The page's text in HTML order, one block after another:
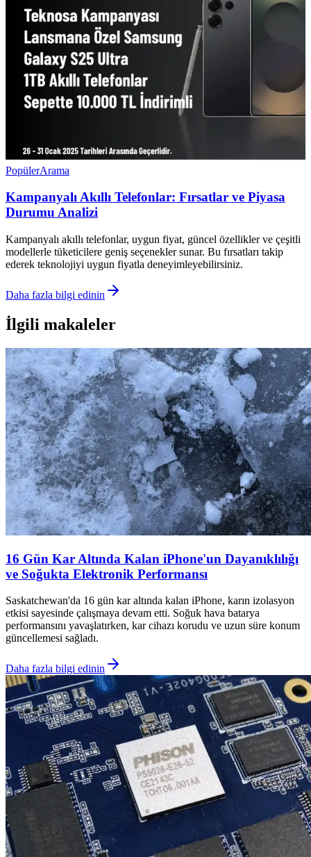
PopülerArama
Kampanyalı Akıllı Telefonlar: Fırsatlar ve Piyasa
Durumu Analizi
Kampanyalı akıllı telefonlar, uygun fiyat, güncel özellikler ve çeşitli
modellerle tüketicilere geniş seçenekler sunar. Bu fırsatları takip
ederek teknolojiyi uygun fiyatla deneyimleyebilirsiniz.
Daha fazla bilgi edinin
İlgili makaleler
16 Gün Kar Altında Kalan iPhone'un Dayanıklılığı
ve Soğukta Elektronik Performansı
Saskatchewan'da 16 gün kar altında kalan iPhone, karın izolasyon
etkisi sayesinde çalışmaya devam etti. Soğuk hava batarya
performansını yavaşlatırken, kar cihazı korudu ve uzun süre konum
güncellemesi sağladı.
Daha fazla bilgi edinin